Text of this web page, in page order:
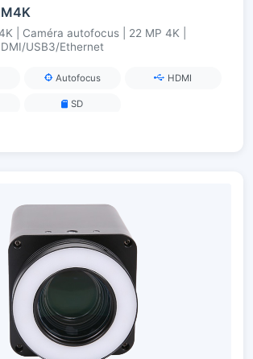
| Caméra autofocus | 22 MP 4K |
USB3/Ethernet
Autofocus HDMI
SD